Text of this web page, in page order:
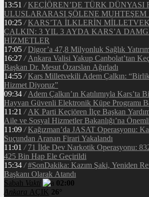
13:51 / KEÇİÖREN’DE TÜRK DÜNYASI
ULUSLARARASI ŞÖLENE
10:25 / KARS’TA İLKLERİN
ÇALKIN: 3 YIL 3 AYDA KARS’A
HİZMETLER
17:05 / Digor’a 47,8 Milyonluk Sağlık
16:27 / Ankara Valisi Yakup Canbolat’tan
Başkan Dr. Mesut Özarslan Ağırladı
14:55 / Kars Milletvekili Adem Çalkın:
Hizmet Diyoruz”
09:34 / Adem Çalkın’ın Katılımıyla Kars’ta
Hayvan Güvenli Elektronik Küpe Programı
11:21 / AK Parti Keçiören İlçe Başkan
Aile ve Sosyal Hizmetler Bakanlığı’na
11:09 / Kağızman’da JASAT Operasyonu:
Suçundan Aranan Firari Yakalandı
11:01 / 71 İlde Dev Narkotik Operasyonu:
425 Bin Hap Ele Geçirildi
15:34 / #SonDakika: Kazım Şaki, Yeniden
Başkanı Olarak Atandı
Sabah Vakti
02:00
Ankara AÇIK 26°